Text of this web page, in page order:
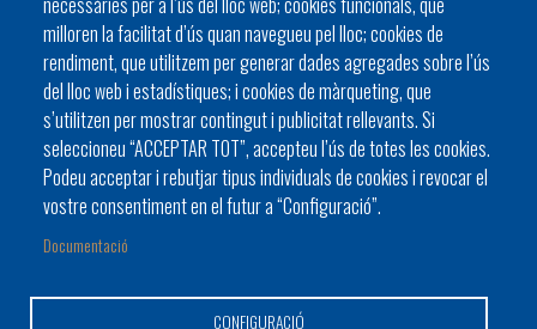
milloren la facilitat d’ús quan navegueu pel lloc; cookies de
rendiment, que utilitzem per generar dades agregades sobre l’ús
del lloc web i estadístiques; i cookies de màrqueting, que
s’utilitzen per mostrar contingut i publicitat rellevants. Si
seleccioneu “ACCEPTAR TOT”, accepteu l’ús de totes les cookies.
Podeu acceptar i rebutjar tipus individuals de cookies i revocar el
vostre consentiment en el futur a “Configuració”.
Documentació
CONFIGURACIÓ
Footer
1
HISTÒRIA ORGANITZACIÓ
ESTATUTS
Phone
971 760911 - Fax 971 763102